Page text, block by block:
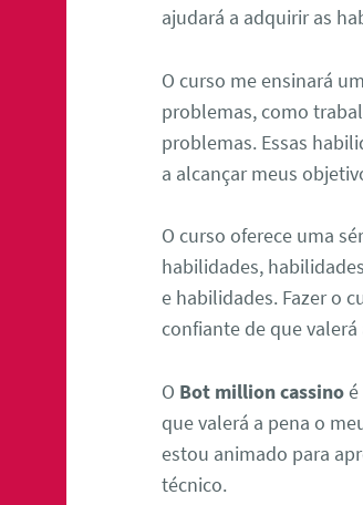
ajudará a adquirir as
O curso me ensinará
problemas, como
problemas. Essas
a alcançar meus
O curso oferece uma
habilidades,
e habilidades. Fazer o
confiante de que
O Bot million cassino
que valerá a pena o
estou animado para
técnico.